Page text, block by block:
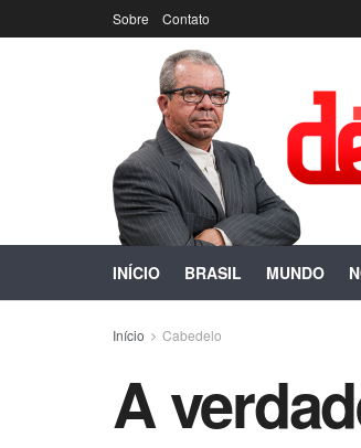
Sobre Contato
INÍCIO BRASIL MUNDO
Início Cabedelo
A